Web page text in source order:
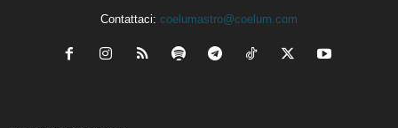
Contattaci: coelumastro@coelum.com